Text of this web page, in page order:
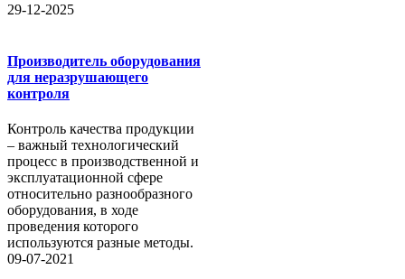
29-12-2025
Производитель оборудования
для неразрушающего
контроля
Контроль качества продукции
– важный технологический
процесс в производственной и
эксплуатационной сфере
относительно разнообразного
оборудования, в ходе
проведения которого
используются разные методы.
09-07-2021